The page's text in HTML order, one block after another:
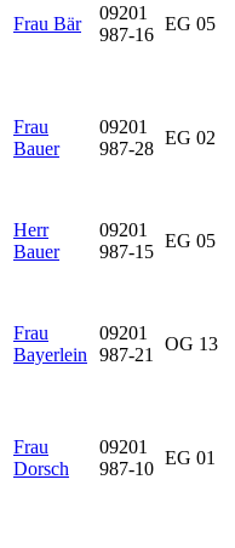
Frau Bär
09201
987-16
EG 05
Frau
Bauer
09201
987-28
EG 02
Herr
Bauer
09201
987-15
EG 05
Frau
Bayerlein
09201
987-21
OG 13
Frau
Dorsch
09201
987-10
EG 01